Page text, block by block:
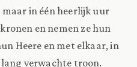
in één heerlijk uur
en nemen ze hun
Heere en met elkaar, in
verwachte troon.